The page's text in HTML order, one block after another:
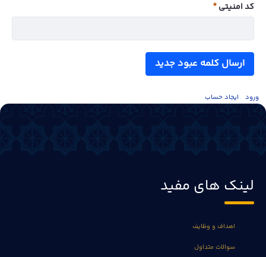
کد امنیتی
ضروری
ارسال کلمه عبود جدید
ورود ايجاد حساب
لینک های مفید
اهداف و وظایف
سوالات متداول